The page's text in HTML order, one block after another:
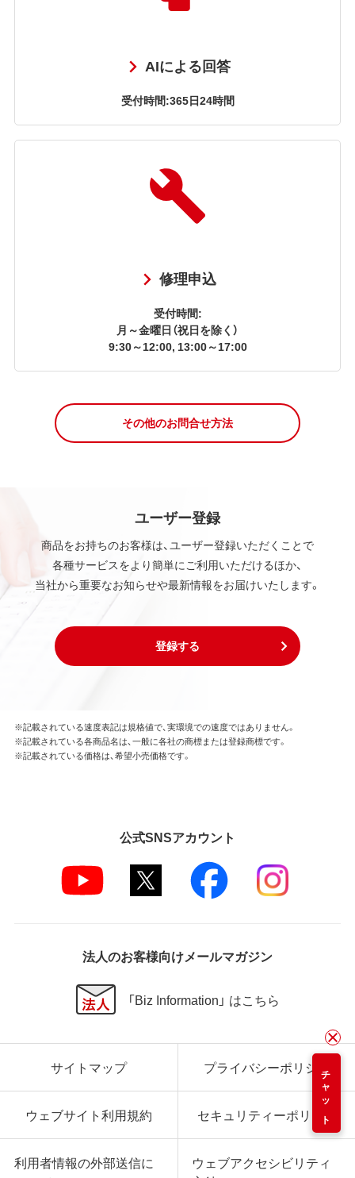
AIによる回答
受付時間:365日24時間
修理申込
受付時間:
月～金曜日（祝日を除く）
9:30～12:00, 13:00～17:00
その他のお問合せ方法
ユーザー登録
商品をお持ちのお客様は、ユーザー登録いただくことで
各種サービスをより簡単にご利用いただけるほか、
当社から重要なお知らせや最新情報をお届けいたします。
登録する
チャット
※記載されている速度表記は規格値で、実環境での速度ではありません。
※記載されている各商品名は、一般に各社の商標または登録商標です。
※記載されている価格は、希望小売価格です。
公式SNSアカウント
法人のお客様向けメールマガジン
「Biz Information」 はこちら
サイトマップ プライバシーポリシー
ウェブサイト利用規約 セキュリティーポリシー
利用者情報の外部送信に
ウェブアクセシビリティ